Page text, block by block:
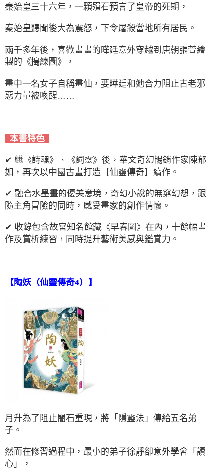
秦始皇三十六年，一顆殞石預言了皇帝的死期，
秦始皇聽聞後大為震怒，下令屠殺當地所有居民。
兩千多年後，喜歡畫畫的曄廷意外穿越到唐朝張萱繪
製的《搗練圖》，
畫中一名女子自稱畫仙，要曄廷和她合力阻止古老邪
惡力量被喚醒……
本書特色
✔ 繼《詩魂》、《詞靈》後，華文奇幻暢銷作家陳郁
如，再次以中國古畫打造【仙靈傳奇】續作。
✔ 融合水墨畫的優美意境，奇幻小說的無窮幻想，跟
隨主角冒險的同時，感受畫家的創作情懷。
✔ 收錄包含故宮知名館藏《早春圖》在內，十餘幅畫
作及賞析練習，同時提升藝術美感與鑑賞力。
【陶妖（仙靈傳奇4）】
月升為了阻止闇石重現，將「隱靈法」傳給五名弟
子。
然而在修習過程中，最小的弟子徐靜卻意外學會「讀
心」，